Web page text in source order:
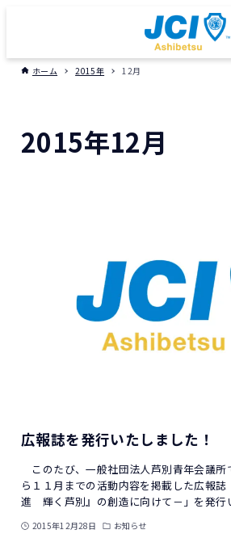
ホーム 2015年 12月
2015年12月
広報誌を発行いたしました！
このたび、一般社団法人芦別青年会議所
ら１１月までの活動内容を掲載した広報
進 輝く芦別』の創造に向けて－」を発
2015年12月28日 お知らせ